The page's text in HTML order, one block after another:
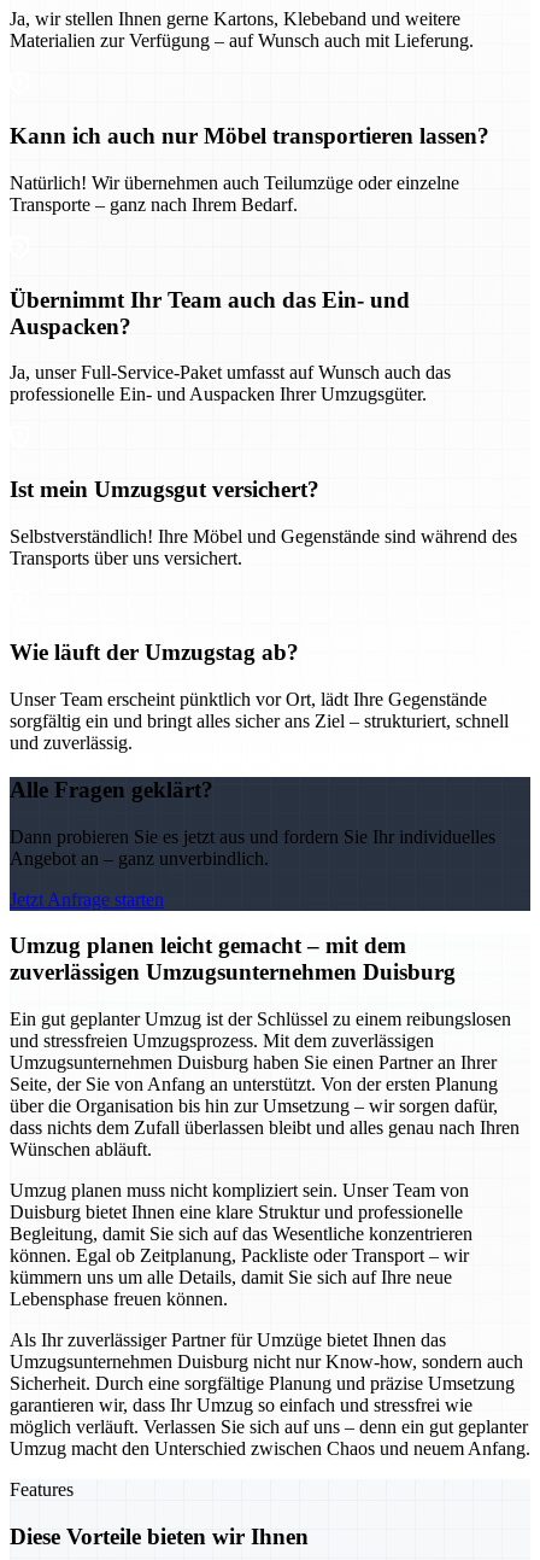
Ja, wir stellen Ihnen gerne Kartons, Klebeband und weitere
Materialien zur Verfügung – auf Wunsch auch mit Lieferung.
Kann ich auch nur Möbel transportieren lassen?
Natürlich! Wir übernehmen auch Teilumzüge oder einzelne
Transporte – ganz nach Ihrem Bedarf.
Übernimmt Ihr Team auch das Ein- und
Auspacken?
Ja, unser Full-Service-Paket umfasst auf Wunsch auch das
professionelle Ein- und Auspacken Ihrer Umzugsgüter.
Ist mein Umzugsgut versichert?
Selbstverständlich! Ihre Möbel und Gegenstände sind während des
Transports über uns versichert.
Wie läuft der Umzugstag ab?
Unser Team erscheint pünktlich vor Ort, lädt Ihre Gegenstände
sorgfältig ein und bringt alles sicher ans Ziel – strukturiert, schnell
und zuverlässig.
Alle Fragen geklärt?
Dann probieren Sie es jetzt aus und fordern Sie Ihr individuelles
Angebot an – ganz unverbindlich.
Jetzt Anfrage starten
Umzug planen leicht gemacht – mit dem
zuverlässigen Umzugsunternehmen Duisburg
Ein gut geplanter Umzug ist der Schlüssel zu einem reibungslosen
und stressfreien Umzugsprozess. Mit dem zuverlässigen
Umzugsunternehmen Duisburg haben Sie einen Partner an Ihrer
Seite, der Sie von Anfang an unterstützt. Von der ersten Planung
über die Organisation bis hin zur Umsetzung – wir sorgen dafür,
dass nichts dem Zufall überlassen bleibt und alles genau nach Ihren
Wünschen abläuft.
Umzug planen muss nicht kompliziert sein. Unser Team von
Duisburg bietet Ihnen eine klare Struktur und professionelle
Begleitung, damit Sie sich auf das Wesentliche konzentrieren
können. Egal ob Zeitplanung, Packliste oder Transport – wir
kümmern uns um alle Details, damit Sie sich auf Ihre neue
Lebensphase freuen können.
Als Ihr zuverlässiger Partner für Umzüge bietet Ihnen das
Umzugsunternehmen Duisburg nicht nur Know-how, sondern auch
Sicherheit. Durch eine sorgfältige Planung und präzise Umsetzung
garantieren wir, dass Ihr Umzug so einfach und stressfrei wie
möglich verläuft. Verlassen Sie sich auf uns – denn ein gut geplanter
Umzug macht den Unterschied zwischen Chaos und neuem Anfang.
Features
Diese Vorteile bieten wir Ihnen